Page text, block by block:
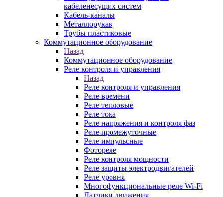
кабеленесущих систем
Кабель-каналы
Металлорукав
Трубы пластиковые
Коммутационное оборудование
Назад
Коммутационное оборудование
Реле контроля и управления
Назад
Реле контроля и управления
Реле времени
Реле тепловые
Реле тока
Реле напряжения и контроля фаз
Реле промежуточные
Реле импульсные
Фотореле
Реле контроля мощности
Реле защиты электродвигателей
Реле уровня
Многофункциональные реле Wi-Fi
Датчики движения